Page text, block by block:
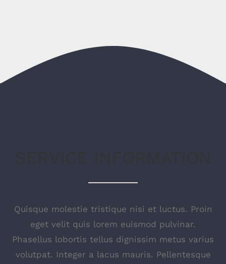
Quisque molestie tristique nisi et luctus. Proin
eget velit quis lorem euismod pulvinar.
Phasellus lobortis tellus dignissim metus varius
volutpat. Integer a lacus mauris. Pellentesque